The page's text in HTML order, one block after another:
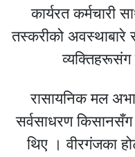
कार्यरत कर्मचारी
तस्करीको अवस्थाबारे
रासायनिक मल
सर्वसाधरण
थिए । वीरगंजका